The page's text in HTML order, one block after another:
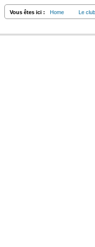
Vous êtes ici : Home Le club